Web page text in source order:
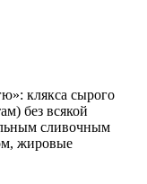
клякса сырого
без всякой
сливочным
жировые